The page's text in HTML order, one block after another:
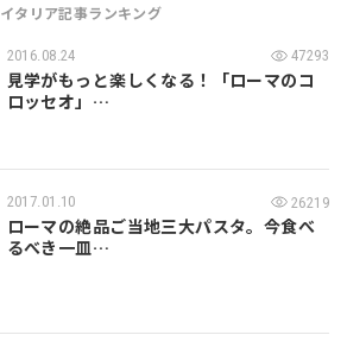
イタリア記事ランキング
2016.08.24 47293
見学がもっと楽しくなる！「ローマのコ
ロッセオ」…
2017.01.10 26219
ローマの絶品ご当地三大パスタ。今食べ
るべき一皿…